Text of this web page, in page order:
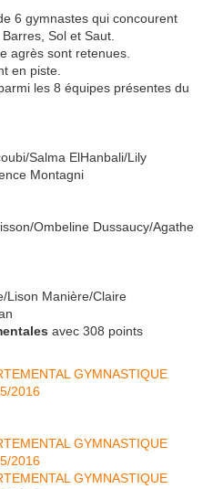
6 gymnastes qui concourent
Sol et Saut.
agrès sont retenues.
en piste.
les 8 équipes présentes du
Salma ElHanbali/Lily
Montagni
Ombeline Dussaucy/Agathe
Lison Manière/Claire
avec 308 points